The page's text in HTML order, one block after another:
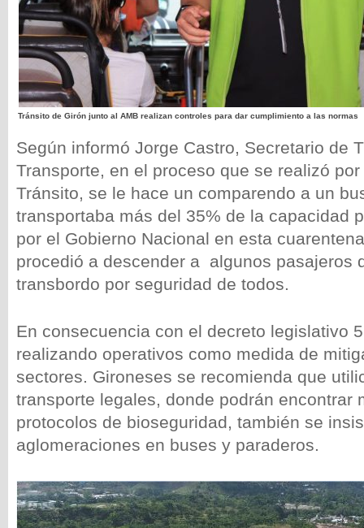
Tránsito de Girón junto al AMB realizan controles para dar cumplimiento a las normas
Según informó Jorge Castro, Secretario de
Transporte, en el proceso que se realizó
Tránsito, se le hace un comparendo a un
transportaba más del 35% de la capacidad
por el Gobierno Nacional en esta
procedió a descender a algunos pasajeros
transbordo por seguridad de todos.
En consecuencia con el decreto legislativo
realizando operativos como medida de
sectores. Gironeses se recomienda que
transporte legales, donde podrán encontrar
protocolos de bioseguridad, también se
aglomeraciones en buses y paraderos.